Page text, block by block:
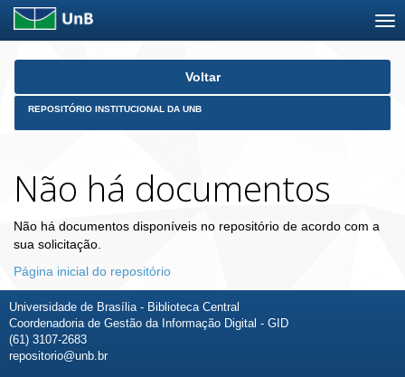
Skip
Voltar
REPOSITÓRIO INSTITUCIONAL DA UNB
Não há documentos
Não há documentos disponíveis no repositório de acordo com a
sua solicitação.
Página inicial do repositório
Universidade de Brasília - Biblioteca Central
Coordenadoria de Gestão da Informação Digital - GID
(61) 3107-2683
repositorio@unb.br